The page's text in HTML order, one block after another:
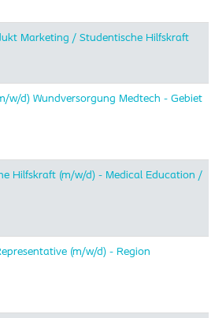
Marketing / Studentische Hilfskraft
w/d) Wundversorgung Medtech - Gebiet
Hilfskraft (m/w/d) - Medical Education /
(m/w/d) - Region